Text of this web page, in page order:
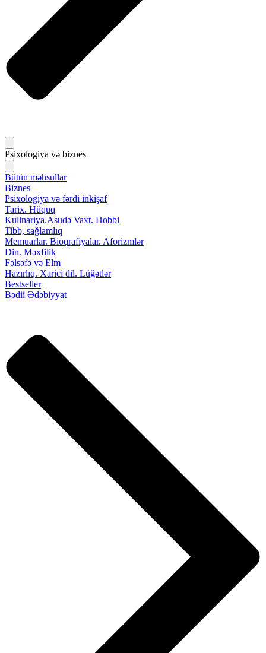
Psixologiya və biznes
Bütün məhsullar
Biznes
Psixologiya və fərdi inkişaf
Tarix. Hüquq
Kulinariya.Asudə Vaxt. Hobbi
Tibb, sağlamlıq
Memuarlar. Bioqrafiyalar. Aforizmlər
Din. Məxfilik
Fəlsəfə və Elm
Hazırlıq. Xarici dil. Lüğətlər
Bestseller
Bədii Ədəbiyyat